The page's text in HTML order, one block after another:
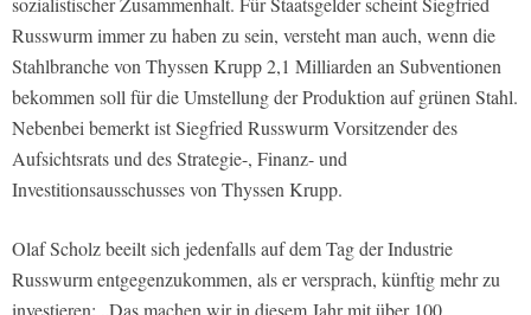
Russwurm immer zu haben zu sein, versteht man auch, wenn die
Stahlbranche von Thyssen Krupp 2,1 Milliarden an Subventionen
bekommen soll für die Umstellung der Produktion auf grünen Stahl.
Nebenbei bemerkt ist Siegfried Russwurm Vorsitzender des
Aufsichtsrats und des Strategie-, Finanz- und
Investitionsausschusses von Thyssen Krupp.
Olaf Scholz beeilt sich jedenfalls auf dem Tag der Industrie
Russwurm entgegenzukommen, als er versprach, künftig mehr zu
investieren: „Das machen wir in diesem Jahr mit über 100